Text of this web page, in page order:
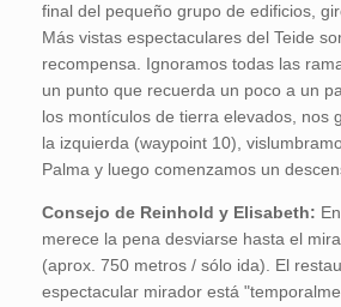
final del pequeño grupo de edificios,
Más vistas espectaculares del Teide
recompensa. Ignoramos todas las
un punto que recuerda un poco a un
los montículos de tierra elevados, nos
la izquierda (waypoint 10),
Palma y luego comenzamos un
Consejo de Reinhold y Elisabeth:
merece la pena desviarse hasta el
(aprox. 750 metros / sólo ida). El
espectacular mirador está